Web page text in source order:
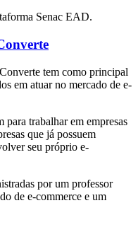
Senac EAD.
tem como principal
em atuar no mercado de e-
para trabalhar em empresas
que já possuem
seu próprio e-
por um professor
de e-commerce e um